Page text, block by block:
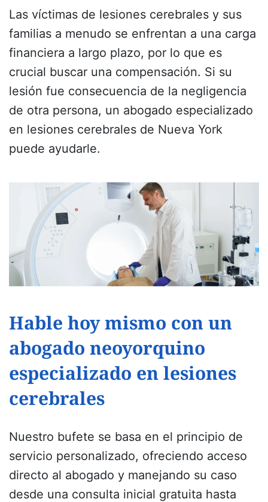
Las víctimas de lesiones cerebrales y sus
familias a menudo se enfrentan a una carga
financiera a largo plazo, por lo que es
crucial buscar una compensación. Si su
lesión fue consecuencia de la negligencia
de otra persona, un abogado especializado
en lesiones cerebrales de Nueva York
puede ayudarle.
Hable hoy mismo con un
abogado neoyorquino
especializado en lesiones
cerebrales
Nuestro bufete se basa en el principio de
servicio personalizado, ofreciendo acceso
directo al abogado y manejando su caso
desde una consulta inicial gratuita hasta